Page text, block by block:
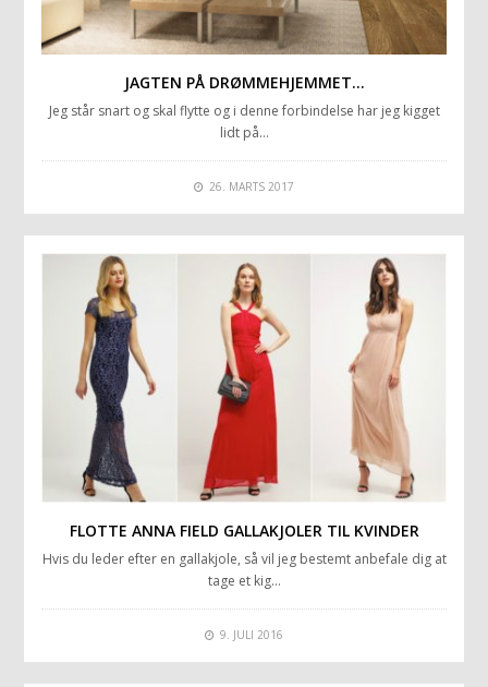
JAGTEN PÅ DRØMMEHJEMMET…
Jeg står snart og skal flytte og i denne forbindelse har jeg kigget
lidt på…
26. MARTS 2017
FLOTTE ANNA FIELD GALLAKJOLER TIL KVINDER
Hvis du leder efter en gallakjole, så vil jeg bestemt anbefale dig at
tage et kig…
9. JULI 2016